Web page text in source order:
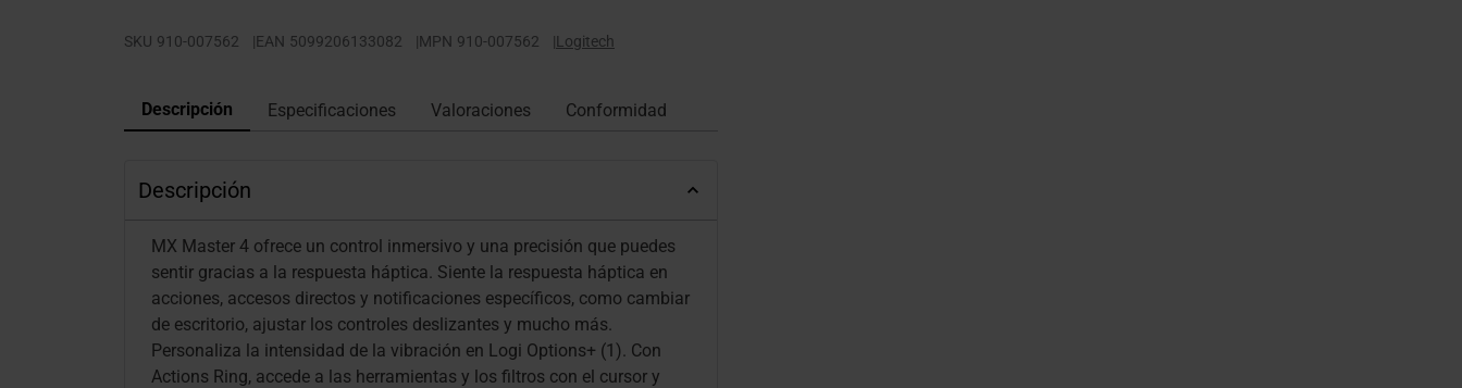
SKU 910-007562 |EAN 5099206133082 |MPN 910-007562 |Logitech
Descripción Especificaciones Valoraciones Conformidad
Descripción
MX Master 4 ofrece un control inmersivo y una precisión que puedes
sentir gracias a la respuesta háptica. Siente la respuesta háptica en
acciones, accesos directos y notificaciones específicos, como cambiar
de escritorio, ajustar los controles deslizantes y mucho más.
Personaliza la intensidad de la vibración en Logi Options+ (1). Con
Actions Ring, accede a las herramientas y los filtros con el cursor y